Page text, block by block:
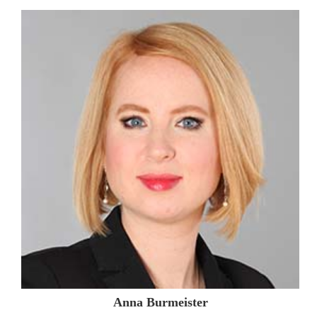
ZUM PROFIL
Anna Burmeister